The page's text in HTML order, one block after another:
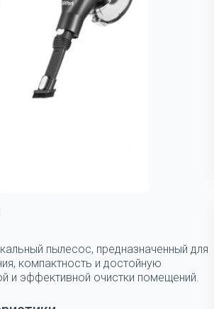
пылесос, предназначенный для
компактность и достойную
и эффективной очистки помещений.